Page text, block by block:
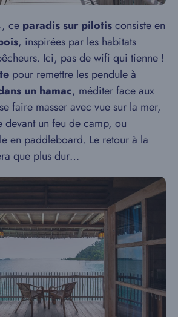
ce paradis sur pilotisconsiste en
, inspirées par les habitats
Ici, pas de wifi qui tienne !
pour remettre les pendule à
un hamac, méditer face aux
faire masser avec vue sur la mer,
un feu de camp, ou
en paddleboard. Le retour à la
que plus dur…